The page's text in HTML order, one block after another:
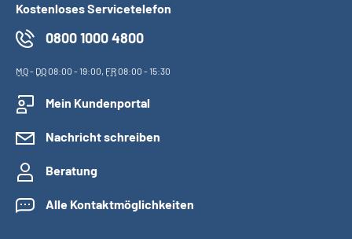
Kostenloses Servicetelefon
0800 1000 4800
MO- DO08:00 - 19:00, FR08:00 - 15:30
Mein Kundenportal
Nachricht schreiben
Beratung
Alle Kontaktmöglichkeiten